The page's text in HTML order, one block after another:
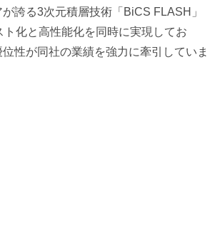
誇る3次元積層技術「BiCS FLASH」
化と高性能化を同時に実現してお
性が同社の業績を強力に牽引していま